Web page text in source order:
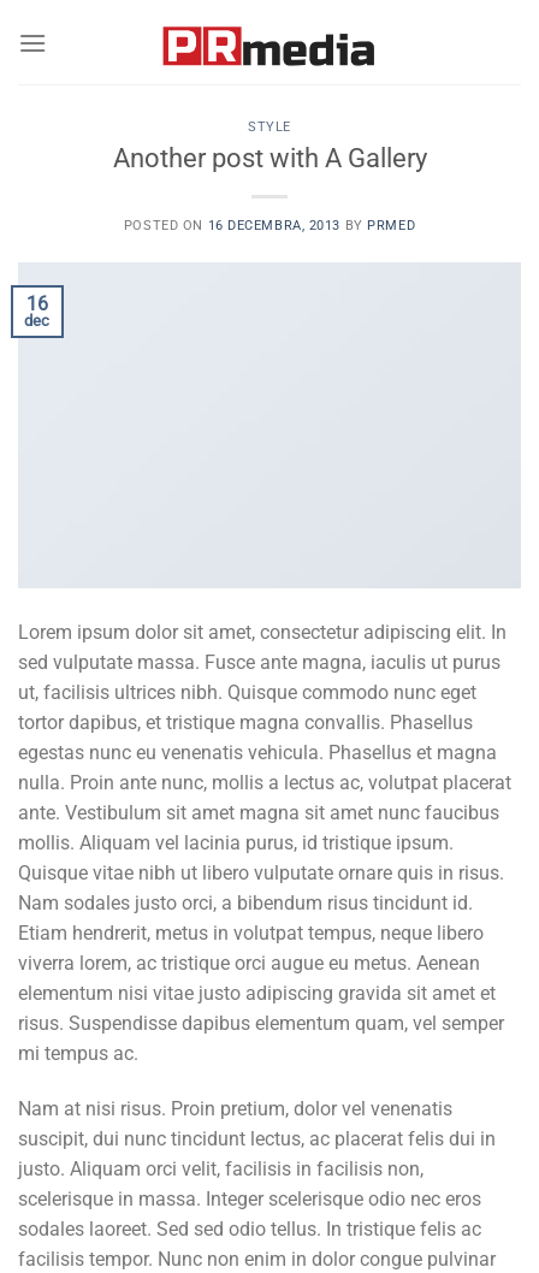
STYLE
Another post with A Gallery
POSTED ON 16 DECEMBRA, 2013 BY PRMED
16
dec
Lorem ipsum dolor sit amet, consectetur adipiscing elit. In
sed vulputate massa. Fusce ante magna, iaculis ut purus
ut, facilisis ultrices nibh. Quisque commodo nunc eget
tortor dapibus, et tristique magna convallis. Phasellus
egestas nunc eu venenatis vehicula. Phasellus et magna
nulla. Proin ante nunc, mollis a lectus ac, volutpat placerat
ante. Vestibulum sit amet magna sit amet nunc faucibus
mollis. Aliquam vel lacinia purus, id tristique ipsum.
Quisque vitae nibh ut libero vulputate ornare quis in risus.
Nam sodales justo orci, a bibendum risus tincidunt id.
Etiam hendrerit, metus in volutpat tempus, neque libero
viverra lorem, ac tristique orci augue eu metus. Aenean
elementum nisi vitae justo adipiscing gravida sit amet et
risus. Suspendisse dapibus elementum quam, vel semper
mi tempus ac.
Nam at nisi risus. Proin pretium, dolor vel venenatis
suscipit, dui nunc tincidunt lectus, ac placerat felis dui in
justo. Aliquam orci velit, facilisis in facilisis non,
scelerisque in massa. Integer scelerisque odio nec eros
sodales laoreet. Sed sed odio tellus. In tristique felis ac
facilisis tempor. Nunc non enim in dolor congue pulvinar